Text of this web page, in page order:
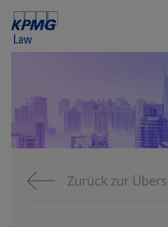
Zurück zur